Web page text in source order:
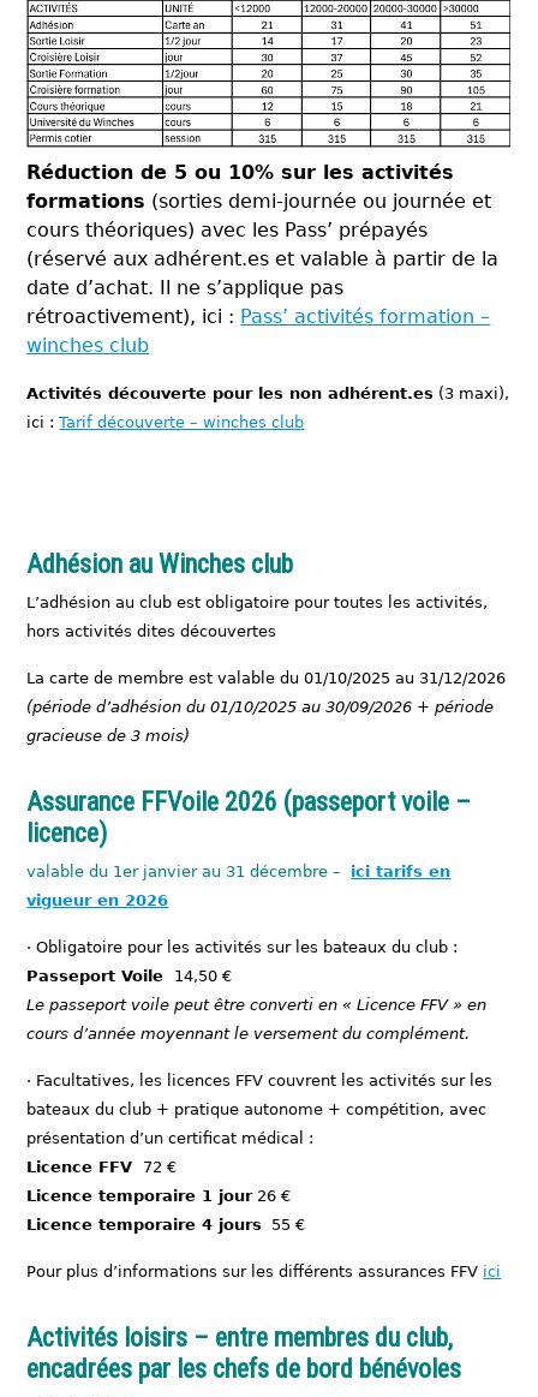
Réduction de 5 ou 10% sur les activités
formations (sorties demi-journée ou journée et
cours théoriques) avec les Pass’ prépayés
(réservé aux adhérent.es et valable à partir de la
date d’achat. Il ne s’applique pas
rétroactivement), ici : Pass’ activités formation –
winches club
Activités découverte pour les non adhérent.es (3 maxi),
ici :Tarif découverte – winches club
Adhésion au Winches club
L’adhésion au club est obligatoire pour toutes les activités,
hors activités dites découvertes
La carte de membre est valable du 01/10/2025 au 31/12/2026
(période d’adhésion du 01/10/2025 au 30/09/2026 + période
gracieuse de 3 mois)
Assurance FFVoile 2026 (passeport voile –
licence)
valable du 1er janvier au 31 décembre – ici tarifs en
vigueur en 2026
· Obligatoire pour les activités sur les bateaux du club :
Passeport Voile
14,50 €
Le passeport voile peut être converti en « Licence FFV » en
cours d’année moyennant le versement du complément.
· Facultatives, les licences FFV couvrent les activités sur les
bateaux du club + pratique autonome + compétition, avec
présentation d’un certificat médical :
Licence FFV
72 €
Licence temporaire 1 jour26 €
Licence temporaire 4 jours 55 €
Pour plus d’informations sur les différents assurances FFV ici
Activités loisirs – entre membres du club,
encadrées par les chefs de bord bénévoles